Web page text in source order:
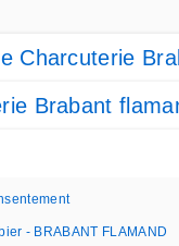
Charcuterie
Brabant
- BRABANT FLAMAND